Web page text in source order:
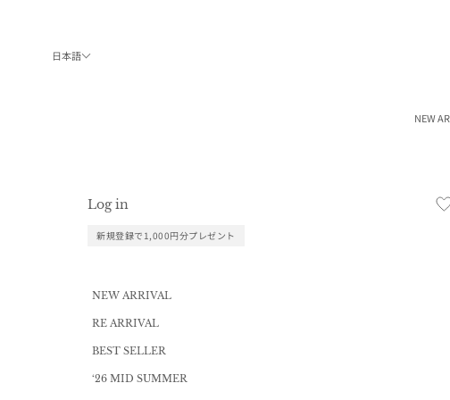
NEW
日本語
Log in お
新規登録で1,000円分プレゼント
NEW ARRIVAL
RE ARRIVAL
BEST SELLER
‘26 MID SUMMER